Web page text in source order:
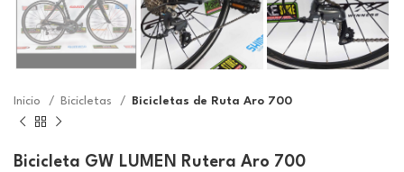
Inicio Bicicletas Bicicletas de Ruta Aro 700
Bicicleta GW LUMEN Rutera Aro 700